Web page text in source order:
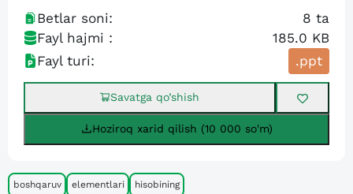
Betlar soni: 8 ta
Fayl hajmi :
185.0 KB
Fayl turi:
.ppt
Savatga qo’shish
Hoziroq xarid qilish (10 000 so'm)
boshqaruv elementlari hisobining